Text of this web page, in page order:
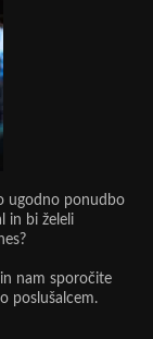
ugodno ponudbo
in bi želeli
nam sporočite
poslušalcem.